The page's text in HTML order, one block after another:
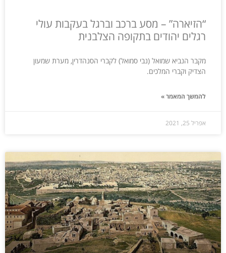
“הזיארה” – מסע ברכב וברגל בעקבות עולי
רגלים יהודים בתקופה הצלבנית
מקבר הנביא שמואל (נבי סמואל) לקברי הסנהדרין, מערת שמעון
הצדיק וקברי המלכים.
להמשך המאמר »
אפריל 25, 2021